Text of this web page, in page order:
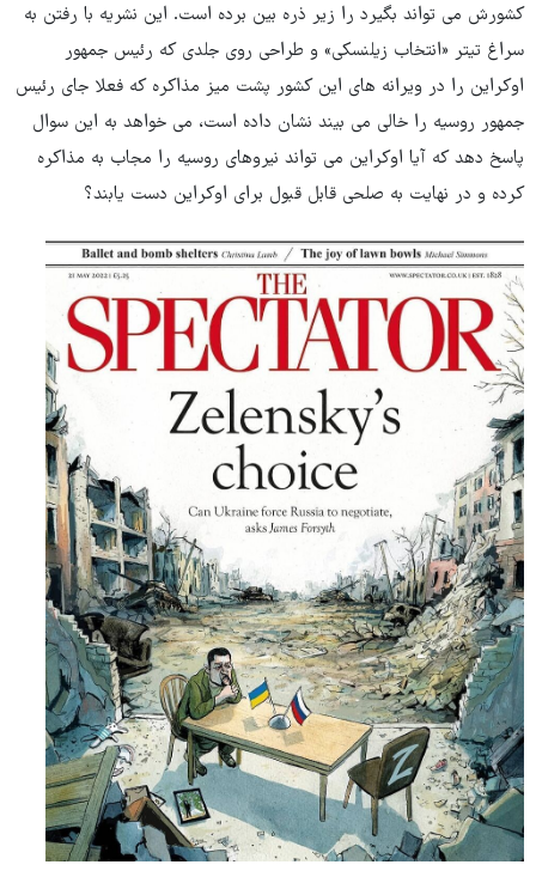
کشورش می تواند بگیرد را زیر ذره بین برده است. این نشریه با رفتن به
سراغ تیتر «انتخاب زیلنسکی» و طراحی روی جلدی که رئیس جمهور
اوکراین را در ویرانه های این کشور پشت میز مذاکره که فعلا جای رئیس
جمهور روسیه را خالی می بیند نشان داده است، می خواهد به این سوال
پاسخ دهد که آیا اوکراین می تواند نیروهای روسیه را مجاب به مذاکره
کرده و در نهایت به صلحی قابل قبول برای اوکراین دست یابند؟